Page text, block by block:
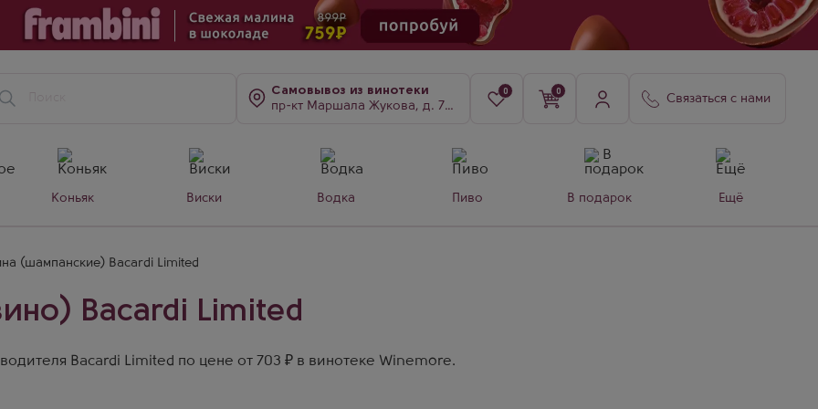
Самовывоз из винотеки
пр-кт Маршала Жукова, д. 78, к. 3
0 0
Связаться с нами
Коньяк Виски Водка Пиво В подарок Ещё
(шампанские) Bacardi Limited
Bacardi Limited
Bacardi Limited по цене от 703 ₽ в винотеке Winemore.